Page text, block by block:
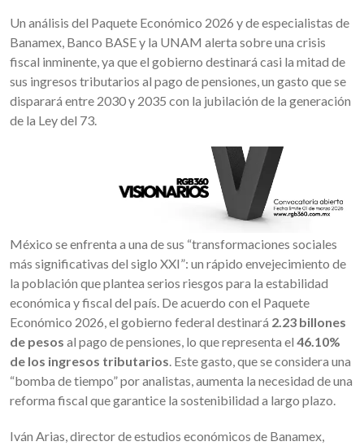
Un análisis del Paquete Económico 2026 y de especialistas de
Banamex, Banco BASE y la UNAM alerta sobre una crisis
fiscal inminente, ya que el gobierno destinará casi la mitad de
sus ingresos tributarios al pago de pensiones, un gasto que se
disparará entre 2030 y 2035 con la jubilación de la generación
de la Ley del 73.
México se enfrenta a una de sus “transformaciones sociales
más significativas del siglo XXI”: un rápido envejecimiento de
la población que plantea serios riesgos para la estabilidad
económica y fiscal del país. De acuerdo con el Paquete
Económico 2026, el gobierno federal destinará 2.23 billones
de pesos al pago de pensiones, lo que representa el 46.10%
de los ingresos tributarios. Este gasto, que se considera una
“bomba de tiempo” por analistas, aumenta la necesidad de una
reforma fiscal que garantice la sostenibilidad a largo plazo.
Iván Arias, director de estudios económicos de Banamex,